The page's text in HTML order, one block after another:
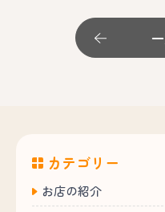
カテゴリー
お店の紹介